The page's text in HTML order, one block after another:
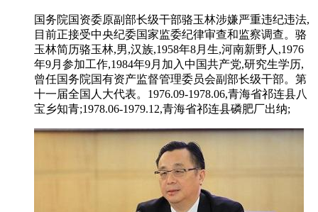
国务院国资委原副部长级干部骆玉林涉嫌严重违纪违法,
目前正接受中央纪委国家监委纪律审查和监察调查。骆
玉林简历骆玉林,男,汉族,1958年8月生,河南新野人,1976
年9月参加工作,1984年9月加入中国共产党,研究生学历,
曾任国务院国有资产监督管理委员会副部长级干部。第
十一届全国人大代表。1976.09-1978.06,青海省祁连县八
宝乡知青;1978.06-1979.12,青海省祁连县磷肥厂出纳;